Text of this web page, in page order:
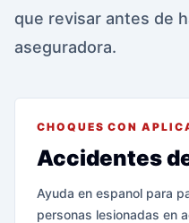
que revisar antes de
aseguradora.
CHOQUES CON
Accidentes
Ayuda en espanol para
personas lesionadas en